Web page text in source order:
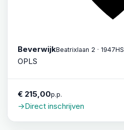
BeverwijkBeatrixlaan 2 · 1947HS
OPLS
€ 215,00p.p.
→Direct inschrijven